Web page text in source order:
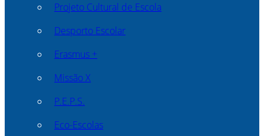
Projeto Cultural de Escola
Desporto Escolar
Erasmus +
Missão X
P.E.P.S.
Eco-Escolas